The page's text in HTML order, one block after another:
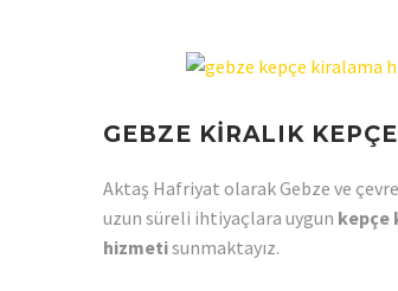
GEBZE KİRALIK KEPÇE
Aktaş Hafriyat olarak Gebze ve
uzun süreli ihtiyaçlara uygun kepçe
hizmetisunmaktayız.